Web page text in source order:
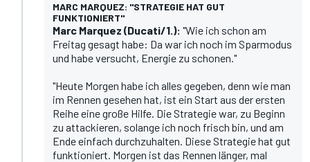
MARC MARQUEZ: "STRATEGIE HAT GUT
FUNKTIONIERT"
Marc Marquez (Ducati/1.): "Wie ich schon am
Freitag gesagt habe: Da war ich noch im Sparmodus
und habe versucht, Energie zu schonen."
"Heute Morgen habe ich alles gegeben, denn wie man
im Rennen gesehen hat, ist ein Start aus der ersten
Reihe eine große Hilfe. Die Strategie war, zu Beginn
zu attackieren, solange ich noch frisch bin, und am
Ende einfach durchzuhalten. Diese Strategie hat gut
funktioniert. Morgen ist das Rennen länger, mal